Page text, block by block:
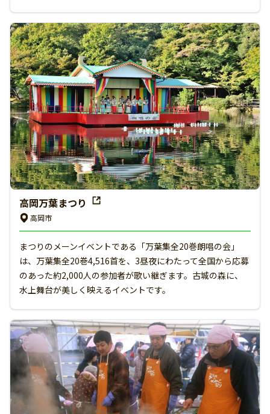
高岡万葉まつり
高岡市
まつりのメーンイベントである「万葉集全20巻朗唱の会」
は、万葉集全20巻4,516首を、3昼夜にわたって全国から応募
のあった約2,000人の参加者が歌い継ぎます。古城の森に、
水上舞台が美しく映えるイベントです。